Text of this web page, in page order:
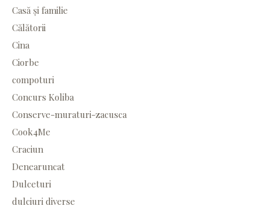
Casă și familie
Călătorii
Cina
Ciorbe
compoturi
Concurs Koliba
Conserve-muraturi-zacusca
Cook4Me
Craciun
Denearuncat
Dulceturi
dulciuri diverse